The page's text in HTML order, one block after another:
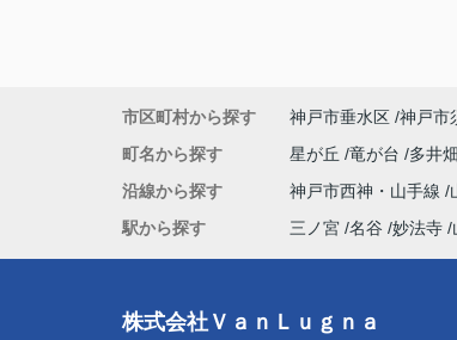
市区町村から探す 神戸市垂水区 神戸市
町名から探す
星が丘 竜が台 多井畑
沿線から探す
神戸市西神・山手線
駅から探す
三ノ宮 名谷 妙法寺
株式会社ＶａｎＬｕｇｎａ